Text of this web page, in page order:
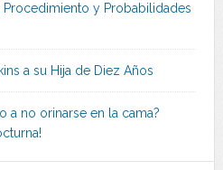
Procedimiento y Probabilidades
a su Hija de Diez Años
a no orinarse en la cama?